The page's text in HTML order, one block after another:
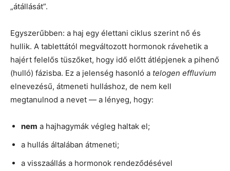
„átállását”.
Egyszerűbben: a haj egy élettani ciklus szerint nő és
hullik. A tablettától megváltozott hormonok rávehetik a
hajért felelős tüszőket, hogy idő előtt átlépjenek a pihenő
(hulló) fázisba. Ez a jelenség hasonló a telogen effluvium
elnevezésű, átmeneti hulláshoz, de nem kell
megtanulnod a nevet — a lényeg, hogy:
nem a hajhagymák végleg haltak el;
a hullás általában átmeneti;
a visszaállás a hormonok rendeződésével